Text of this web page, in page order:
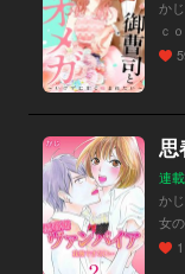
かじ
ｃ
思
連
かじ
女